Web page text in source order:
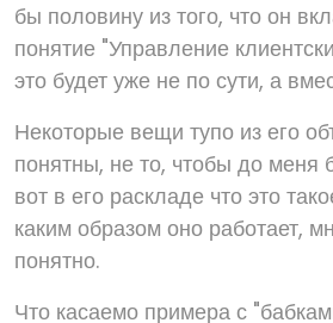
бы половину из того, что он
понятие "Управление
это будет уже не по сути, а
Некоторые вещи тупо из его
понятны, не то, чтобы до меня
вот в его раскладе что это
каким образом оно работает,
понятно.
Что касаемо примера с